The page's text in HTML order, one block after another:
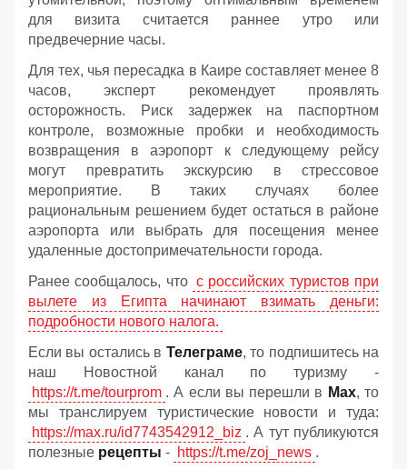
для визита считается раннее утро или
предвечерние часы.
Для тех, чья пересадка в Каире составляет менее 8
часов, эксперт рекомендует проявлять
осторожность. Риск задержек на паспортном
контроле, возможные пробки и необходимость
возвращения в аэропорт к следующему рейсу
могут превратить экскурсию в стрессовое
мероприятие. В таких случаях более
рациональным решением будет остаться в районе
аэропорта или выбрать для посещения менее
удаленные достопримечательности города.
Ранее сообщалось, что с российских туристов при
вылете из Египта начинают взимать деньги:
подробности нового налога.
Если вы остались в Телеграме, то подпишитесь на
наш Новостной канал по туризму -
https://t.me/tourprom . А если вы перешли в Мах, то
мы транслируем туристические новости и туда:
https://max.ru/id7743542912_biz . А тут публикуются
полезные рецепты - https://t.me/zoj_news .